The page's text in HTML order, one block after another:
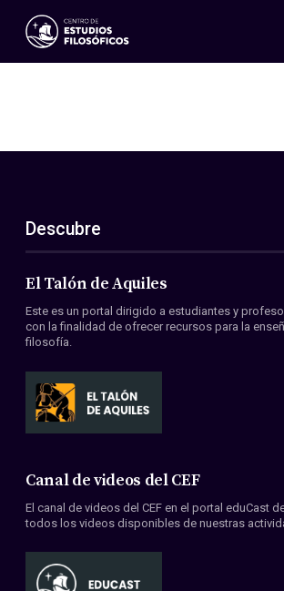
Eventos
ES
EN
Acerca de nosotros
Miembros
Convenios
Descubre
El Talón de Aquiles
Este es un portal dirigido a estudiantes y
con la finalidad de ofrecer recursos para la
filosofía.
Canal de videos del CEF
El canal de videos del CEF en el portal eduCast
todos los videos disponibles de nuestras